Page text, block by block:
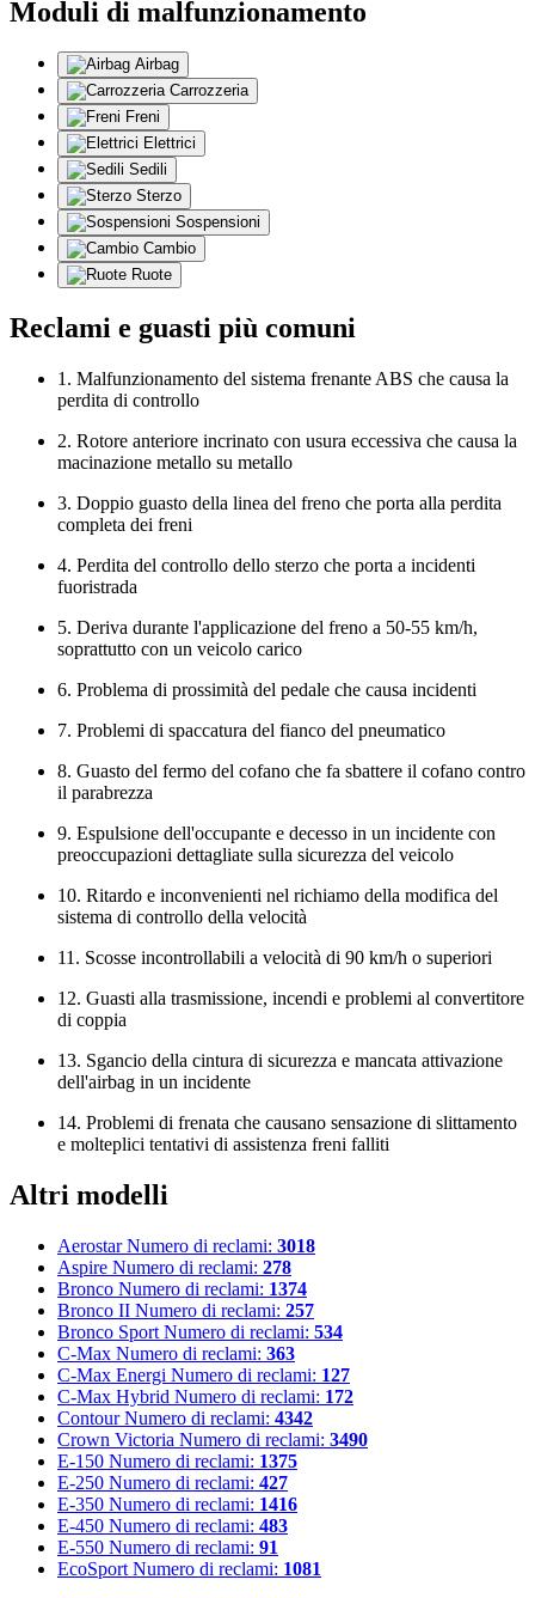
Moduli di malfunzionamento
Airbag
Carrozzeria
Freni
Elettrici
Sedili
Sterzo
Sospensioni
Cambio
Ruote
Reclami e guasti più comuni
1. Malfunzionamento del sistema frenante ABS che causa la
perdita di controllo
2. Rotore anteriore incrinato con usura eccessiva che causa la
macinazione metallo su metallo
3. Doppio guasto della linea del freno che porta alla perdita
completa dei freni
4. Perdita del controllo dello sterzo che porta a incidenti
fuoristrada
5. Deriva durante l'applicazione del freno a 50-55 km/h,
soprattutto con un veicolo carico
6. Problema di prossimità del pedale che causa incidenti
7. Problemi di spaccatura del fianco del pneumatico
8. Guasto del fermo del cofano che fa sbattere il cofano contro
il parabrezza
9. Espulsione dell'occupante e decesso in un incidente con
preoccupazioni dettagliate sulla sicurezza del veicolo
10. Ritardo e inconvenienti nel richiamo della modifica del
sistema di controllo della velocità
11. Scosse incontrollabili a velocità di 90 km/h o superiori
12. Guasti alla trasmissione, incendi e problemi al convertitore
di coppia
13. Sgancio della cintura di sicurezza e mancata attivazione
dell'airbag in un incidente
14. Problemi di frenata che causano sensazione di slittamento
e molteplici tentativi di assistenza freni falliti
Altri modelli
Aerostar Numero di reclami: 3018
Aspire Numero di reclami: 278
Bronco Numero di reclami: 1374
Bronco II Numero di reclami: 257
Bronco Sport Numero di reclami: 534
C-Max Numero di reclami: 363
C-Max Energi Numero di reclami: 127
C-Max Hybrid Numero di reclami: 172
Contour Numero di reclami: 4342
Crown Victoria Numero di reclami: 3490
E-150 Numero di reclami: 1375
E-250 Numero di reclami: 427
E-350 Numero di reclami: 1416
E-450 Numero di reclami: 483
E-550 Numero di reclami: 91
EcoSport Numero di reclami: 1081